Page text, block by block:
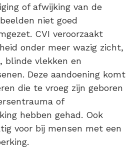
of afwijking van de
niet goed
CVI veroorzaakt
onder meer wazig zicht,
blinde vlekken en
Deze aandoening komt
die te vroeg zijn geboren
of
hebben gehad. Ook
voor bij mensen met een